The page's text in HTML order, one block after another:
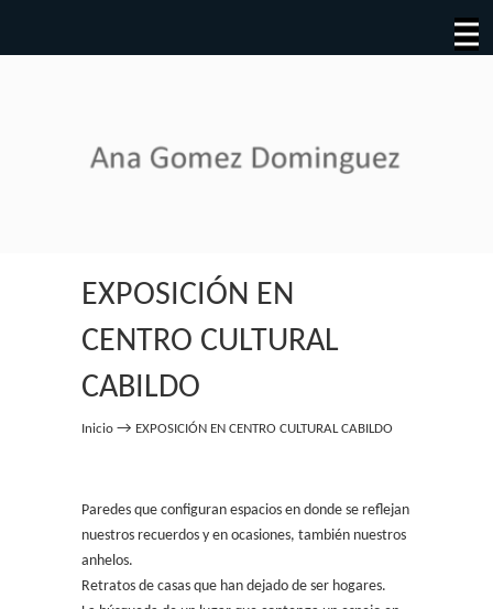
EXPOSICIÓN EN
CENTRO CULTURAL
CABILDO
Inicio → EXPOSICIÓN EN CENTRO CULTURAL CABILDO
Paredes que configuran espacios en donde se reflejan
nuestros recuerdos y en ocasiones, también nuestros
anhelos.
Retratos de casas que han dejado de ser hogares.